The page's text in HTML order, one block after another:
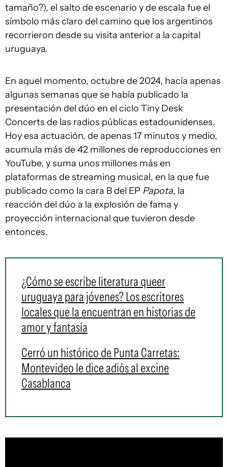
tamaño?), el salto de escenario y de escala fue el
símbolo más claro del camino que los argentinos
recorrieron desde su visita anterior a la capital
uruguaya.
En aquel momento, octubre de 2024, hacía apenas
algunas semanas que se había publicado la
presentación del dúo en el ciclo Tiny Desk
Concerts de las radios públicas estadounidenses.
Hoy esa actuación, de apenas 17 minutos y medio,
acumula más de 42 millones de reproducciones en
YouTube, y suma unos millones más en
plataformas de streaming musical, en la que fue
publicado como la cara B del EP Papota, la
reacción del dúo a la explosión de fama y
proyección internacional que tuvieron desde
entonces.
¿Cómo se escribe literatura queer
uruguaya para jóvenes? Los escritores
locales que la encuentran en historias de
amor y fantasía
Cerró un histórico de Punta Carretas:
Montevideo le dice adiós al excine
Casablanca